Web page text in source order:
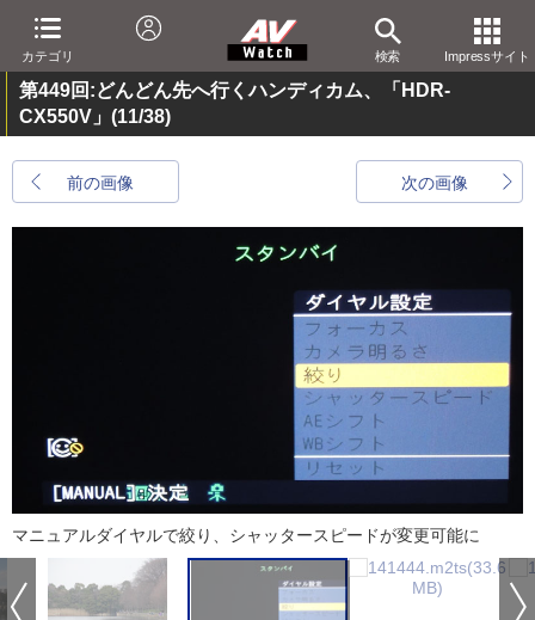
カテゴリ 検索 Impressサイト
第449回:どんどん先へ行くハンディカム、「HDR-
CX550V」 (11/38)
前の画像 次の画像
マニュアルダイヤルで絞り、シャッタースピードが変更可能に